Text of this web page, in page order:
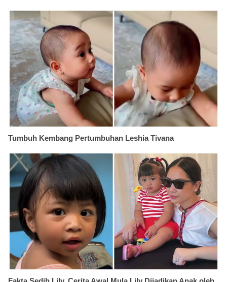
Tumbuh Kembang Pertumbuhan Leshia Tivana